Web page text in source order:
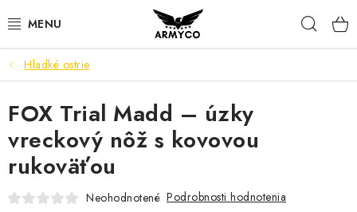
na
NOŽE A INÉ OSTRIE
OUTDOOR & CAMPING
SVIETIDLÁ
SEBAOBRANA
Hladké ostrie
FOX Trial Madd – úzky
vreckový nôž s kovovou
rukoväťou
Neohodnotené Podrobnosti hodnotenia